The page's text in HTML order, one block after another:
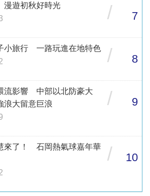
漫遊初秋好時光
/ 7
小旅行 一路玩進在地特色
/ 8
流影響 中部以北防豪大
浪大留意巨浪
/ 9
來了！ 石岡熱氣球嘉年華
/ 10